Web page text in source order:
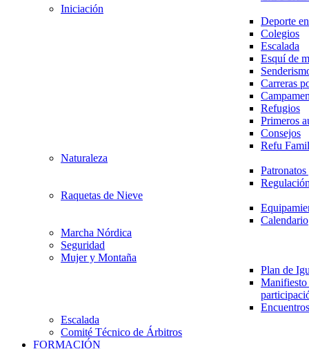
Iniciación
Deporte
Colegios
Escalada
Esquí de
Carreras
Refugios
Primeros
Consejos
Refu
Naturaleza
Raquetas de Nieve
Calendario
Marcha Nórdica
Seguridad
Mujer y Montaña
Plan de
Escalada
Comité Técnico de Árbitros
FORMACIÓN